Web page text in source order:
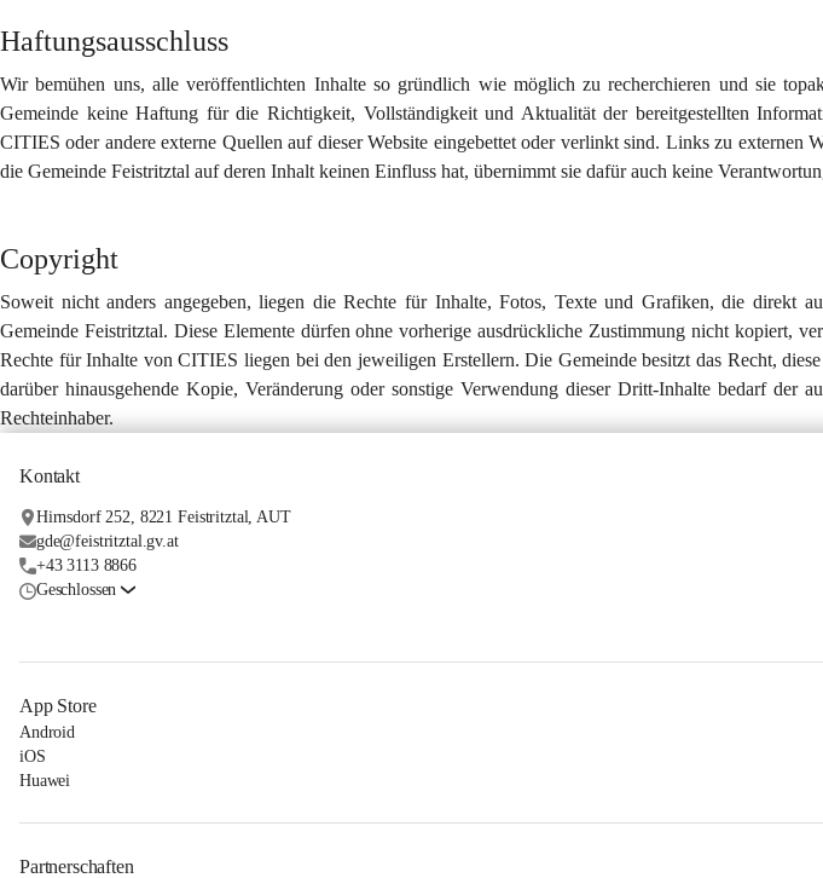
Haftungsausschluss
Wir bemühen uns, alle veröffentlichten Inhalte so gründlich wie möglich zu recherchieren und sie
Gemeinde keine Haftung für die Richtigkeit, Vollständigkeit und Aktualität der bereitgestellten
CITIES oder andere externe Quellen auf dieser Website eingebettet oder verlinkt sind. Links zu externen
die Gemeinde Feistritztal auf deren Inhalt keinen Einfluss hat, übernimmt sie dafür auch keine
Copyright
Soweit nicht anders angegeben, liegen die Rechte für Inhalte, Fotos, Texte und Grafiken, die direkt
Gemeinde Feistritztal. Diese Elemente dürfen ohne vorherige ausdrückliche Zustimmung nicht kopiert,
Rechte für Inhalte von CITIES liegen bei den jeweiligen Erstellern. Die Gemeinde besitzt das Recht,
darüber hinausgehende Kopie, Veränderung oder sonstige Verwendung dieser Dritt-Inhalte bedarf der
Rechteinhaber.
Kontakt
Hirnsdorf 252, 8221 Feistritztal, AUT
gde@feistritztal.gv.at
+43 3113 8866
Geschlossen
App Store
Android
iOS
Huawei
Partnerschaften